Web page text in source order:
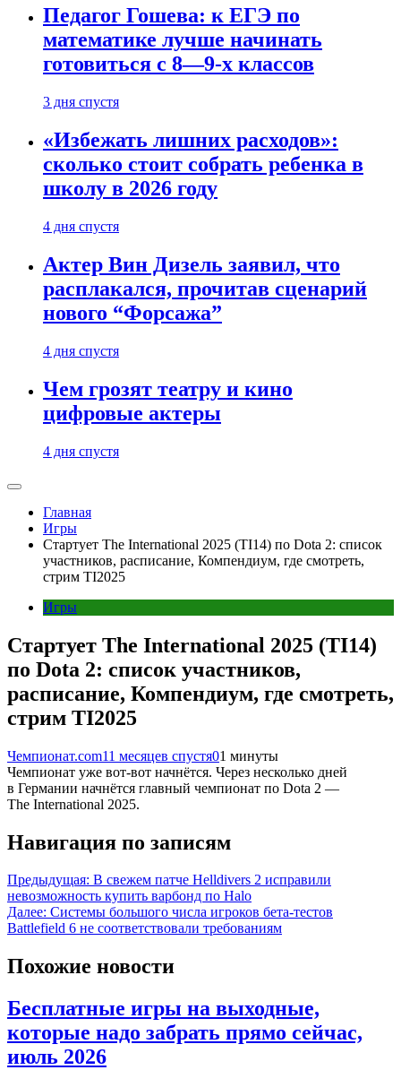
Педагог Гошева: к ЕГЭ по
математике лучше начинать
готовиться с 8—9-х классов
3 дня спустя
«Избежать лишних расходов»:
сколько стоит собрать ребенка в
школу в 2026 году
4 дня спустя
Актер Вин Дизель заявил, что
расплакался, прочитав сценарий
нового “Форсажа”
4 дня спустя
Чем грозят театру и кино
цифровые актеры
4 дня спустя
Главная
Игры
Стартует The International 2025 (TI14) по Dota 2: список
участников, расписание, Компендиум, где смотреть,
стрим TI2025
Игры
Стартует The International 2025 (TI14)
по Dota 2: список участников,
расписание, Компендиум, где смотреть,
стрим TI2025
Чемпионат.com11 месяцев спустя01 минуты
Чемпионат уже вот-вот начнётся. Через несколько дней
в Германии начнётся главный чемпионат по Dota 2 —
The International 2025.
Навигация по записям
Предыдущая: В свежем патче Helldivers 2 исправили
невозможность купить варбонд по Halo
Далее: Системы большого числа игроков бета-тестов
Battlefield 6 не соответствовали требованиям
Похожие новости
Бесплатные игры на выходные,
которые надо забрать прямо сейчас,
июль 2026